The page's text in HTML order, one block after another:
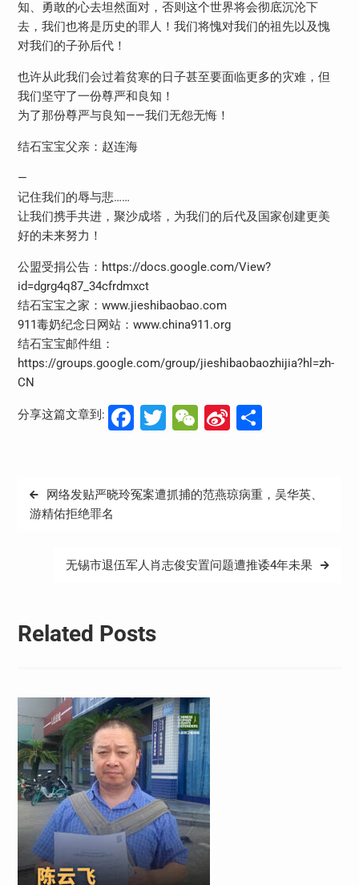
知、勇敢的心去坦然面对，否则这个世界将会彻底沉沦下
去，我们也将是历史的罪人！我们将愧对我们的祖先以及愧
对我们的子孙后代！
也许从此我们会过着贫寒的日子甚至要面临更多的灾难，但
我们坚守了一份尊严和良知！
为了那份尊严与良知——我们无怨无悔！
结石宝宝父亲：赵连海
—
记住我们的辱与悲……
让我们携手共进，聚沙成塔，为我们的后代及国家创建更美
好的未来努力！
公盟受捐公告：https://docs.google.com/View?
id=dgrg4q87_34cfrdmxct
结石宝宝之家：www.jieshibaobao.com
911毒奶纪念日网站：www.china911.org
结石宝宝邮件组：
https://groups.google.com/group/jieshibaobaozhijia?hl=zh-
CN
分享这篇文章到: Facebook
Twitter
WeChat
Sina分
文
章
网络发贴严晓玲冤案遭抓捕的范燕琼病重，吴华英、
游精佑拒绝罪名
无锡市退伍军人肖志俊安置问题遭推诿4年未果
Related Posts